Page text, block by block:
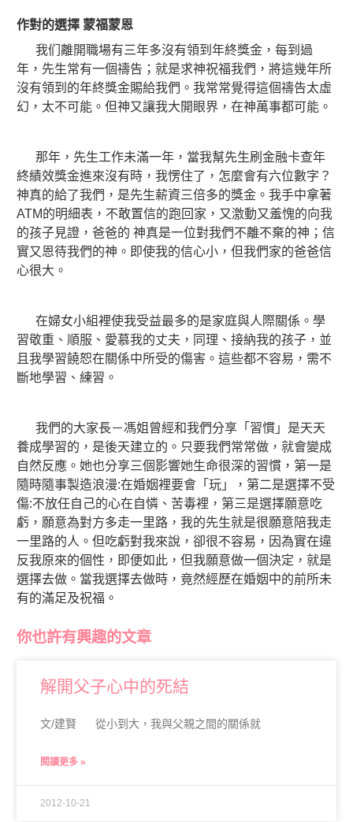
作對的選擇 蒙福蒙恩
我们離開職場有三年多沒有領到年終獎金，每到過
年，先生常有一個禱告；就是求神祝福我們，將這幾年所
沒有領到的年終獎金賜給我們。我常常覺得這個禱告太虛
幻，太不可能。但神又讓我大開眼界，在神萬事都可能。
那年，先生工作未滿一年，當我幫先生刷金融卡查年
終績效獎金進來沒有時，我愣住了，怎麼會有六位數字？
神真的給了我們，是先生薪資三倍多的獎金。我手中拿著
ATM的明細表，不敢置信的跑回家，又激動又羞愧的向我
的孩子見證，爸爸的 神真是一位對我們不離不棄的神；信
實又恩待我們的神。即使我的信心小，但我們家的爸爸信
心很大。
在婦女小組裡使我受益最多的是家庭與人際關係。學
習敬重、順服、愛慕我的丈夫，同理、接納我的孩子，並
且我學習饒恕在關係中所受的傷害。這些都不容易，需不
斷地學習、練習。
我們的大家長－馮姐曾經和我們分享「習慣」是天天
養成學習的，是後天建立的。只要我們常常做，就會變成
自然反應。她也分享三個影響她生命很深的習慣，第一是
隨時隨事製造浪漫:在婚姻裡要會「玩」，第二是選擇不受
傷:不放任自己的心在自憐、苦毒裡，第三是選擇願意吃
虧，願意為對方多走一里路，我的先生就是很願意陪我走
一里路的人。但吃虧對我來說，卻很不容易，因為實在違
反我原來的個性，即便如此，但我願意做一個決定，就是
選擇去做。當我選擇去做時，竟然經歷在婚姻中的前所未
有的滿足及祝福 。
你也許有興趣的文章
解開父子心中的死結
文/建賢 從小到大，我與父親之間的關係就
閱讀更多 »
2012-10-21